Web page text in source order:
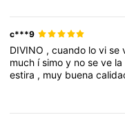
c***9
DIVINO ,cuando lovise
much ísimoy noseve la
estira , muy buena